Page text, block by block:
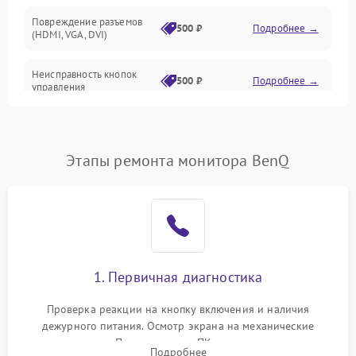
Повреждение разъемов
(HDMI, VGA, DVI)
500 ₽ Подробнее →
Неисправность кнопок
управления
500 ₽ Подробнее →
Повреждение кабеля
Подробнее →
1000 ₽
Поломка системы
автоматического
1000 ₽ Подробнее →
Неисправность системы
1000 ₽
Этапы ремонта монитора BenQ
1. Первичная диагностика
Проверка реакции на кнопку включения и наличия
дежурного питания. Осмотр экрана на механические
повреждения. Подключение к ПК для оценки вывода
Подробнее